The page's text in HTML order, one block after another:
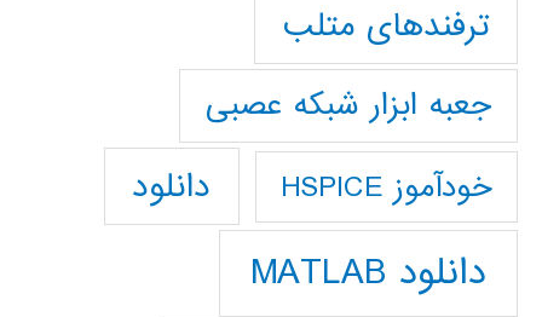
ترفندهای متلب
جعبه ابزار شبکه عصبی
خودآموز HSPICE دانلود
دانلود MATLAB